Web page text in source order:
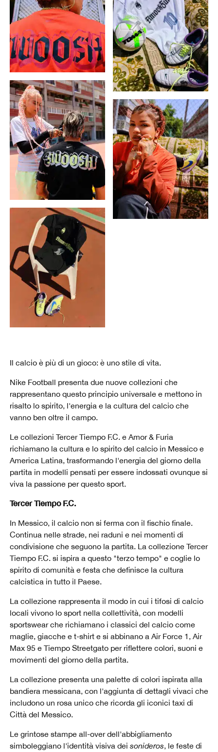
Il calcio è più di un gioco: è uno stile di vita.
Nike Football presenta due nuove collezioni che
rappresentano questo principio universale e mettono in
risalto lo spirito, l'energia e la cultura del calcio che
vanno ben oltre il campo.
Le collezioni Tercer Tiempo F.C. e Amor & Furia
richiamano la cultura e lo spirito del calcio in Messico e
America Latina, trasformando l'energia del giorno della
partita in modelli pensati per essere indossati ovunque si
viva la passione per questo sport.
Tercer Tiempo F.C.
In Messico, il calcio non si ferma con il fischio finale.
Continua nelle strade, nei raduni e nei momenti di
condivisione che seguono la partita. La collezione Tercer
Tiempo F.C. si ispira a questo "terzo tempo" e coglie lo
spirito di comunità e festa che definisce la cultura
calcistica in tutto il Paese.
La collezione rappresenta il modo in cui i tifosi di calcio
locali vivono lo sport nella collettività, con modelli
sportswear che richiamano i classici del calcio come
maglie, giacche e t-shirt e si abbinano a Air Force 1, Air
Max 95 e Tiempo Streetgato per riflettere colori, suoni e
movimenti del giorno della partita.
La collezione presenta una palette di colori ispirata alla
bandiera messicana, con l'aggiunta di dettagli vivaci che
includono un rosa unico che ricorda gli iconici taxi di
Città del Messico.
Le grintose stampe all-over dell'abbigliamento
simboleggiano l'identità visiva dei sonideros, le feste di